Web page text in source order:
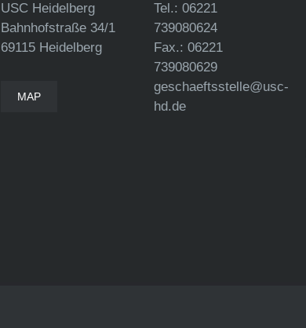
USC Heidelberg
Bahnhofstraße 34/1
69115 Heidelberg
MAP
Tel.: 06221
739080624
Fax.: 06221
739080629
geschaeftsstelle@usc-
hd.de